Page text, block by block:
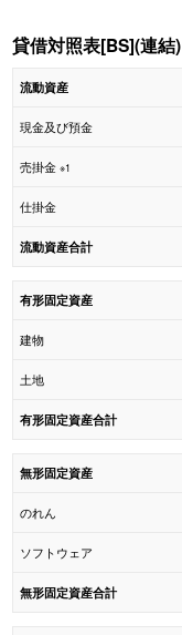
貸借対照表[BS](連結)
流動資産
現金及び預金
売掛金 ※1
仕掛金
流動資産合計
有形固定資産
建物
土地
有形固定資産合計
無形固定資産
のれん
ソフトウェア
無形固定資産合計